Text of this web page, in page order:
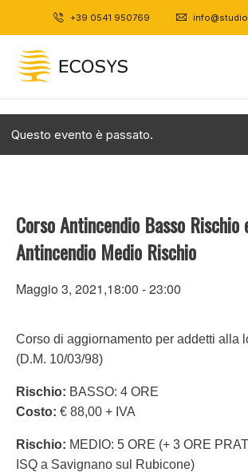
+39 0541 950769
Questo evento è passato.
Corso Antincendio Basso Rischio
Antincendio Medio Rischio
Maggio 3, 2021,18:00 -23:00
Corso di aggiornamento per addetti alla
(D.M. 10/03/98)
Rischio: BASSO: 4 ORE
Costo: € 88,00 + IVA
Rischio: MEDIO: 5 ORE (+ 3 ORE
ISQ a Savignano sul Rubicone)